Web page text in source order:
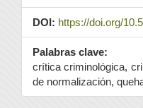
DOI: https://doi.org/
Palabras clave:
crítica criminológica,
de normalización,